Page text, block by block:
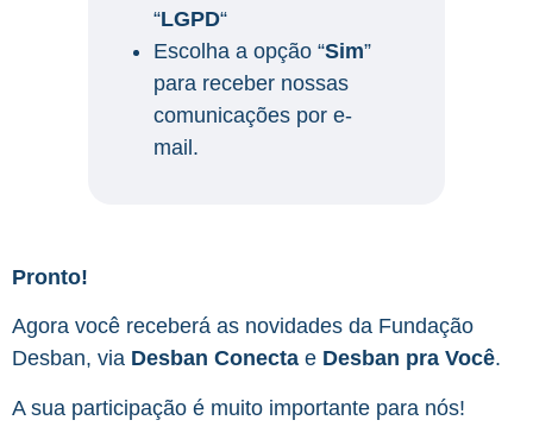
“LGPD“
Escolha a opção “Sim”
para receber nossas
comunicações por e-
mail.
Pronto!
Agora você receberá as novidades da Fundação
Desban, via Desban Conecta e Desban pra Você.
A sua participação é muito importante para nós!